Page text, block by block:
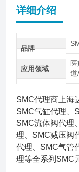
详细介绍
品牌
应用领域
道
SMC代理商上海
SMC气缸代理、
SMC流体阀代理
理、SMC减压阀
代理、SMC气管
理等全系列SMC